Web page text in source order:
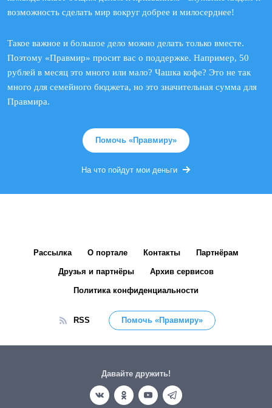
возможность сделать мир вокруг добрее и милосерднее!
Такое важное и большое дело можно делать только вместе.
Поэтому «Правмир» просит вас о поддержке. Например, 50
рублей в месяц это много или мало? Чашка кофе? Это не так
много для семейного бюджета, но это значительная сумма для
Правмира.
Помочь «Правмиру»
На что пойдут мои деньги
Рассылка О портале Контакты Партнёрам
Друзья и партнёры Архив сервисов
Политика конфиденциальности
RSS Помочь «Правмиру»
Давайте дружить!